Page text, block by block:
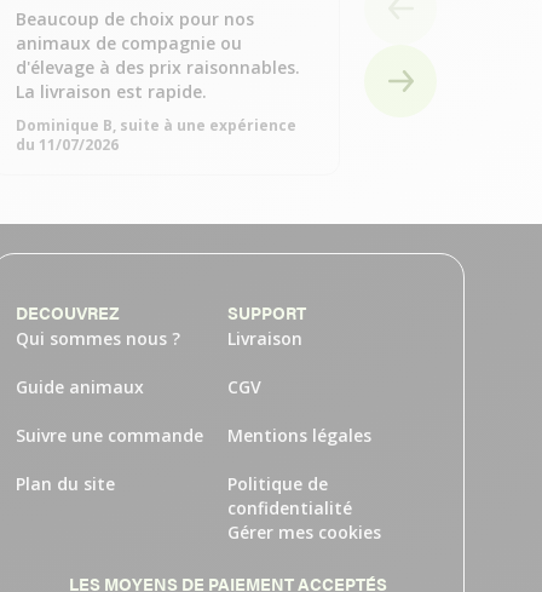
Beaucoup de choix pour nos
animaux de compagnie ou
d'élevage à des prix raisonnables.
La livraison est rapide.
Dominique B, suite à une expérience
du 11/07/2026
11/07/2026
DECOUVREZ
Qui sommes nous ?
Guide animaux
Suivre une commande
Plan du site
SUPPORT
Livraison
CGV
Mentions légales
Politique de
confidentialité
Gérer mes cookies
LES MOYENS DE PAIEMENT ACCEPTÉS